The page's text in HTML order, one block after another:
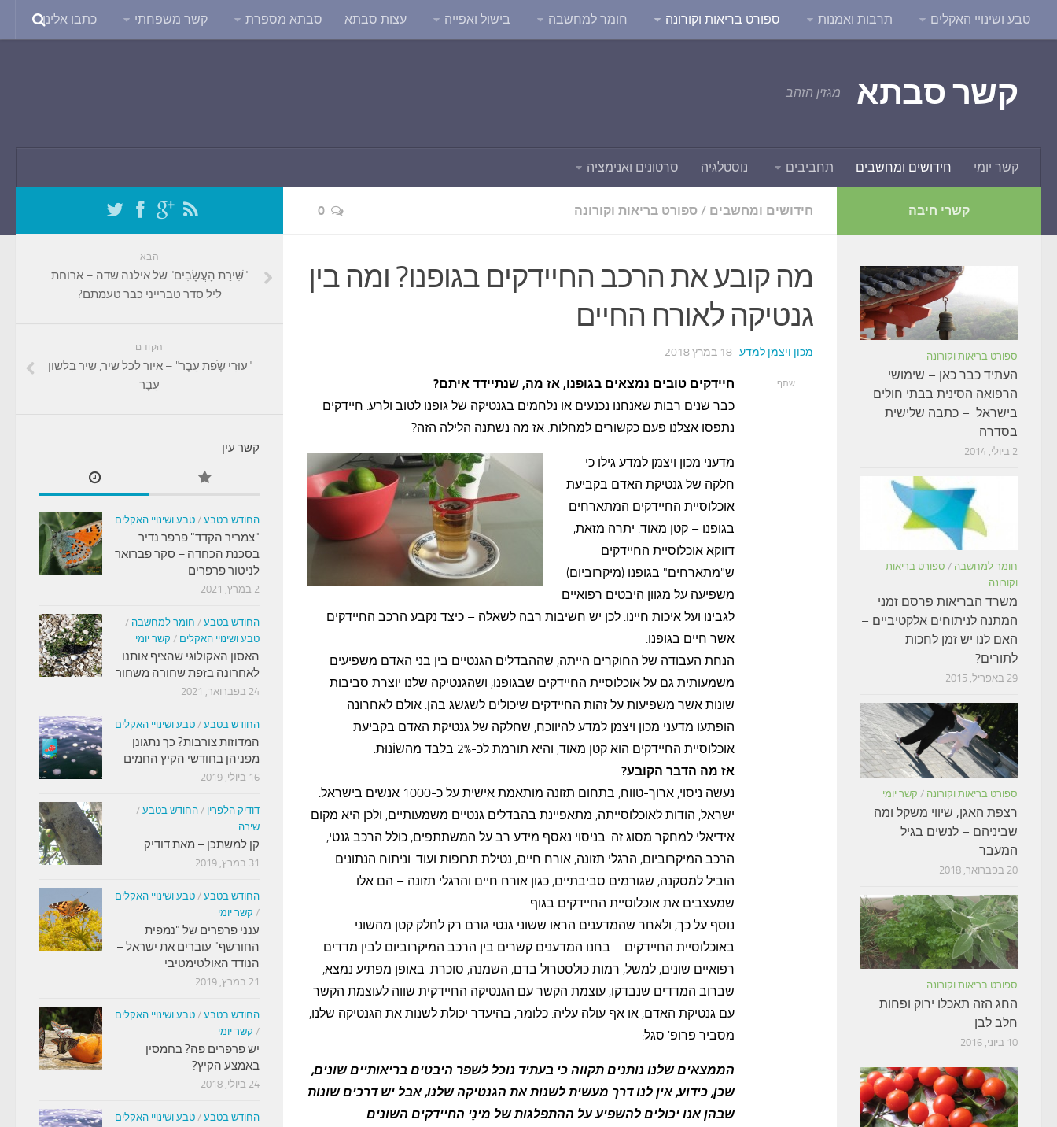
טבע ושינויי האקלים תרבות ואמנות ספורט בריאות וקורונה חומר למחשבה בישול ואפייה עצות סבתא סבתא מספרת קשר משפחתי כתבו אלינו
קשר סבתא מגזין הזהב
קשר יומי חידושים ומחשבים תחביבים נוסטלגיה סרטונים ואנימציה
חידושים ומחשבים / ספורט בריאות וקורונה 0
מה קובע את הרכב החיידקים בגופנו? ומה בין
גנטיקה לאורח החיים
מכון ויצמן למדע · 18 במרץ 2018
חיידקים טובים נמצאים בגופנו, אז מה, שנתיידד איתם?
כבר שנים רבות שאנחנו נכנעים או נלחמים בגנטיקה של גופנו לטוב ולרע. חיידקים
נתפסו אצלנו פעם כקשורים למחלות. אז מה נשתנה הלילה הזה?
מדעני מכון ויצמן למדע גילו כי
חלקה של גנטיקת האדם בקביעת
אוכלוסיית החיידקים המתארחים
בגופנו – קטן מאוד. יתרה מזאת,
דווקא אוכלוסיית החיידקים
ש"מתארחים" בגופנו (מיקרוביום)
משפיעה על מגוון היבטים רפואיים
לגבינו ועל איכות חיינו. לכן יש חשיבות רבה לשאלה – כיצד נקבע הרכב החיידקים
אשר חיים בגופנו.
הנחת העבודה של החוקרים הייתה, שההבדלים הגנטיים בין בני האדם משפיעים
משמעותית גם על אוכלוסיית החיידקים שבגופנו, ושהגנטיקה שלנו יוצרת סביבות
שונות אשר משפיעות על זהות החיידקים שיכולים לשגשג בהן. אולם לאחרונה
הופתעו מדעני מכון ויצמן למדע להיווכח, שחלקה של גנטיקת האדם בקביעת
אוכלוסיית החיידקים הוא קטן מאוד, והיא תורמת לכ-2% בלבד מהשוֹנוּת.
אז מה הדבר הקובע?
נעשה ניסוי, ארוך-טווח, בתחום תזונה מותאמת אישית על כ-1000 אנשים בישראל.
ישראל, הודות לאוכלוסייתה, מתאפיינת בהבדלים גנטיים משמעותיים, ולכן היא מקום
אידיאלי למחקר מסוג זה. בניסוי נאסף מידע רב על המשתתפים, כולל הרכב גנטי,
הרכב המיקרוביום, הרגלי תזונה, אורח חיים, נטילת תרופות ועוד. וניתוח הנתונים
הוביל למסקנה, שגורמים סביבתיים, כגון אורח חיים והרגלי תזונה – הם אלו
שמעצבים את אוכלוסיית החיידקים בגוף.
נוסף על כך, ולאחר שהמדענים הראו ששוני גנטי גורם רק לחלק קטן מהשוני
באוכלוסיית החיידקים – בחנו המדענים קשרים בין הרכב המיקרוביום לבין מדדים
רפואיים שונים, למשל, רמות כולסטרול בדם, השמנה, סוכרת. באופן מפתיע נמצא,
שברוב המדדים שנבדקו, עוצמת הקשר עם הגנטיקה החיידקית שווה לעוצמת הקשר
עם גנטיקת האדם, או אף עולה עליה. כלומר, בהיעדר יכולת לשנות את הגנטיקה שלנו,
מסביר פרופ' סגל:
הממצאים שלנו נותנים תקווה כי בעתיד נוכל לשפר היבטים בריאותיים שונים,
שכן, כידוע, אין לנו דרך מעשית לשנות את הגנטיקה שלנו, אבל יש דרכים שונות
שבהן אנו יכולים להשפיע על ההתפלגות של מינֵי החיידקים השונים
שתף
הבא
"שִּׁירַת הָעֲשָׂבִים" של אילנה שדה – ארוחת
ליל סדר טברייני כבר טעמתם?
הקודם
"עוּרִי שְֹפַת עֵבֶר" – איור לכל שיר, שיר בִּלשון
עֵבֶר
קשר עין
החודש בטבע / טבע ושינויי האקלים
"צמריר הקדד" פרפר נדיר
בסכנת הכחדה – סקר פברואר
לניטור פרפרים
2 במרץ, 2021
החודש בטבע / חומר למחשבה /
טבע ושינויי האקלים / קשר יומי
האסון האקולוגי שהציף אותנו
לאחרונה בזפת שחורה משחור
24 בפברואר, 2021
החודש בטבע / טבע ושינויי האקלים
המדוזות צורבות? כך נתגונן
מפניהן בחודשי הקיץ החמים
16 ביולי, 2019
דודיק הלפרין / החודש בטבע /
שירה
קן למשתכן – מאת דודיק
31 במרץ, 2019
החודש בטבע / טבע ושינויי האקלים
/ קשר יומי
ענני פרפרים של "נמפית
החורשף" עוברים את ישראל –
הנודד האולטימטיבי
21 במרץ, 2019
החודש בטבע / טבע ושינויי האקלים
/ קשר יומי
יש פרפרים פה? בחמסין
באמצע הקיץ?
24 ביולי, 2018
החודש בטבע / טבע ושינויי האקלים
קשרי חיבה
ספורט בריאות וקורונה
העתיד כבר כאן – שימושי
הרפואה הסינית בבתי חולים
בישראל – כתבה שלישית
בסדרה
2 ביולי, 2014
חומר למחשבה / ספורט בריאות
וקורונה
משרד הבריאות פרסם זמני
המתנה לניתוחים אלקטיביים –
האם לנו יש זמן לחכות
לתורים?
29 באפריל, 2015
ספורט בריאות וקורונה / קשר יומי
רצפת האגן, שיווי משקל ומה
שביניהם – לנשים בגיל
המעבר
20 בפברואר, 2018
ספורט בריאות וקורונה
החג הזה תאכלו ירוק ופחות
חלב לבן
10 ביוני, 2016